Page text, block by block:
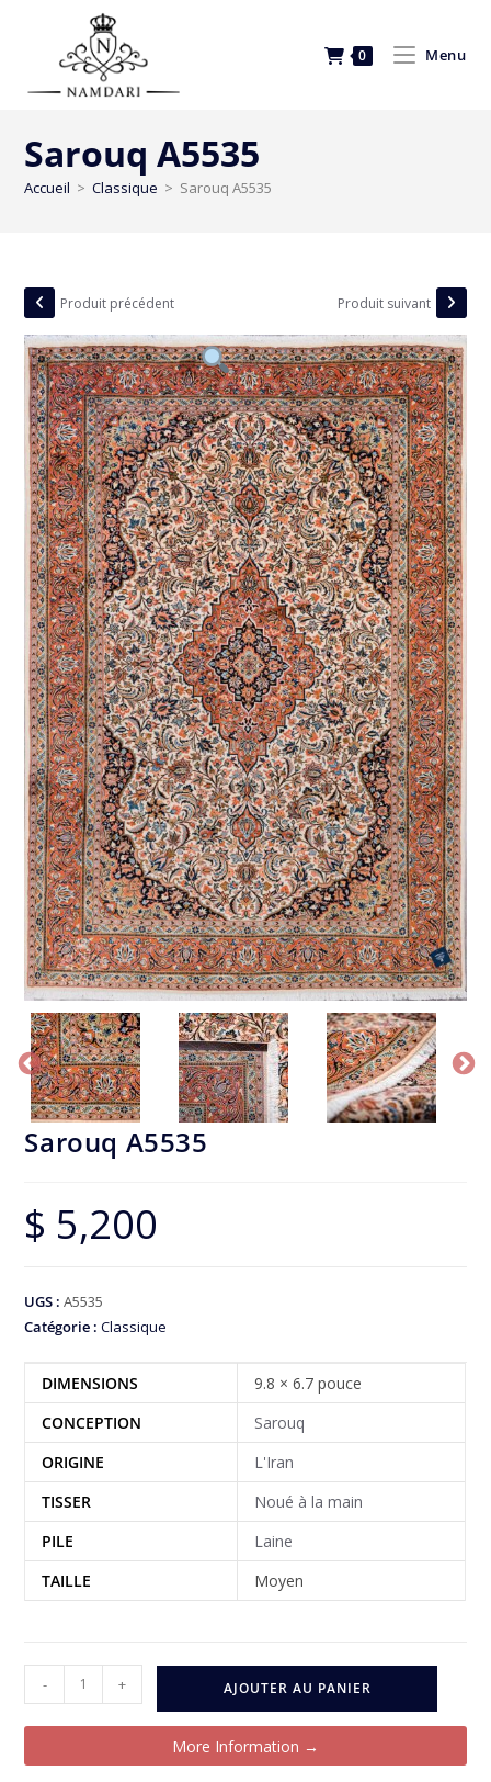
0 Menu
Sarouq A5535
Accueil > Classique > Sarouq A5535
Produit précédent Produit suivant
Sarouq A5535
$ 5,200
UGS :A5535
Catégorie :Classique
DIMENSIONS
9.8 × 6.7 pouce
CONCEPTION
Sarouq
ORIGINE
L'Iran
TISSER
Noué à la main
PILE
Laine
TAILLE
Moyen
- + AJOUTER AU PANIER
More Information →